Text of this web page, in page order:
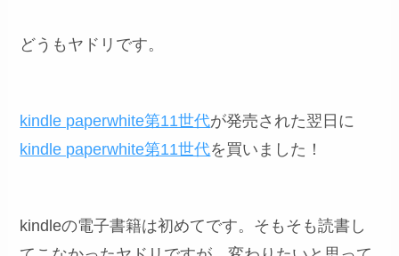
どうもヤドリです。
kindle paperwhite第11世代が発売された翌日に
kindle paperwhite第11世代を買いました！
kindleの電子書籍は初めてです。そもそも読書し